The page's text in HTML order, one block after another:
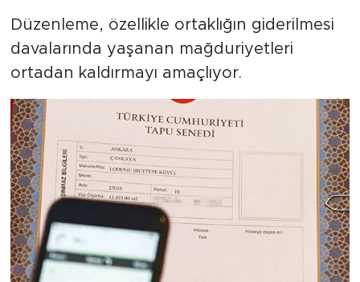
Düzenleme, özellikle ortaklığın giderilmesi
davalarında yaşanan mağduriyetleri
ortadan kaldırmayı amaçlıyor.